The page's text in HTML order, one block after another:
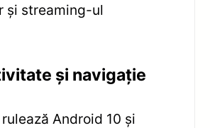
și streaming-ul
și navigație
Android 10 și